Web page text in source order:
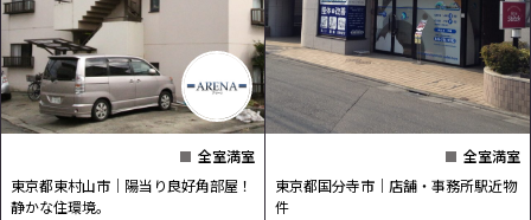
全室満室
東京都東村山市｜陽当り良好角部屋！
静かな住環境。
全室満室
東京都国分寺市｜店舗・事務所駅近物
件